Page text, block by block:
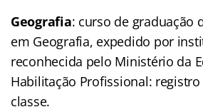
Geografia: curso de graduação
em Geografia, expedido por
reconhecida pelo Ministério da
Habilitação Profissional:
classe.